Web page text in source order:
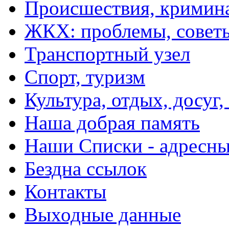
Происшествия,
ЖКХ: проблемы,
Транспортный узел
Спорт, туризм
Культура, отдых,
Наша добрая память
Наши Списки -
Бездна ссылок
Контакты
Выходные данные